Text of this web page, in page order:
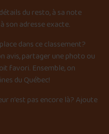
du resto, à sa note
son adresse exacte.
dans ce classement?
avis, partager une photo ou
favori. Ensemble, on
du Québec!
n’est pas encore là? Ajoute